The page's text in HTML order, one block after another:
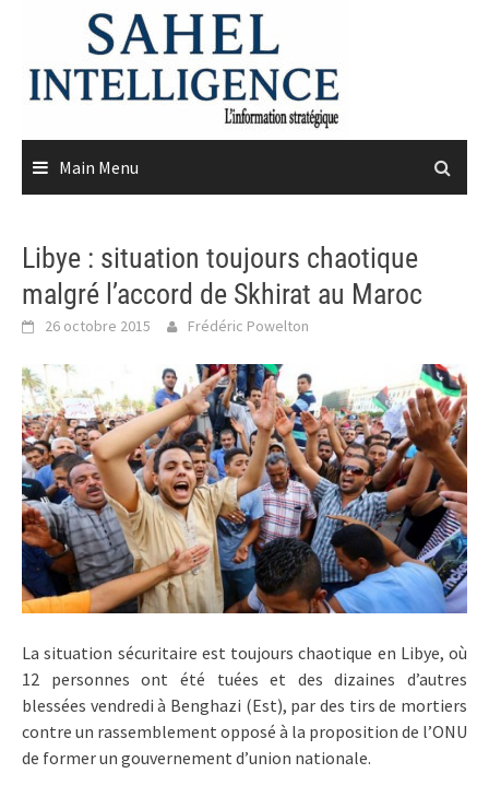
content
Main Menu
Libye : situation toujours chaotique
malgré l’accord de Skhirat au Maroc
26 octobre 2015 Frédéric Powelton
La situation sécuritaire est toujours chaotique en Libye, où
12 personnes ont été tuées et des dizaines d’autres
blessées vendredi à Benghazi (Est), par des tirs de mortiers
contre un rassemblement opposé à la proposition de l’ONU
de former un gouvernement d’union nationale.